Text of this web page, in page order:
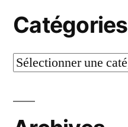
Catégories
Catégories